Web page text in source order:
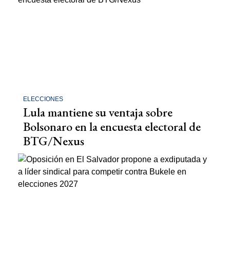
ELECCIONES
Lula mantiene su ventaja sobre
Bolsonaro en la encuesta electoral de
BTG/Nexus